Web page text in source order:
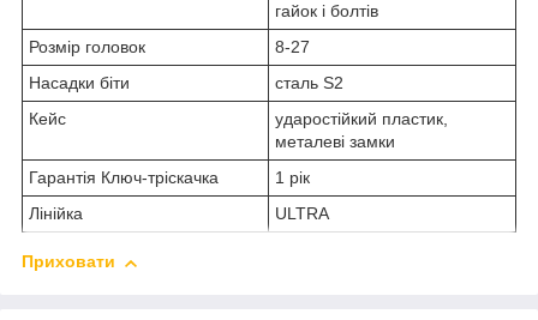
гайок і болтів
Розмір головок
8-27
Насадки біти
сталь S2
Кейс
ударостійкий пластик,
металеві замки
Гарантія Ключ-тріскачка
1 рік
Лінійка
ULTRA
Приховати